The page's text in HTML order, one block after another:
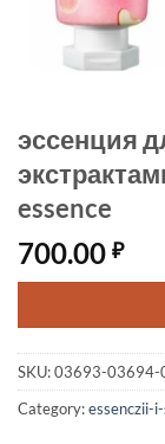
эссенция
essence
700.00 ₽
SKU:03693-03694-
Category:essenczii-